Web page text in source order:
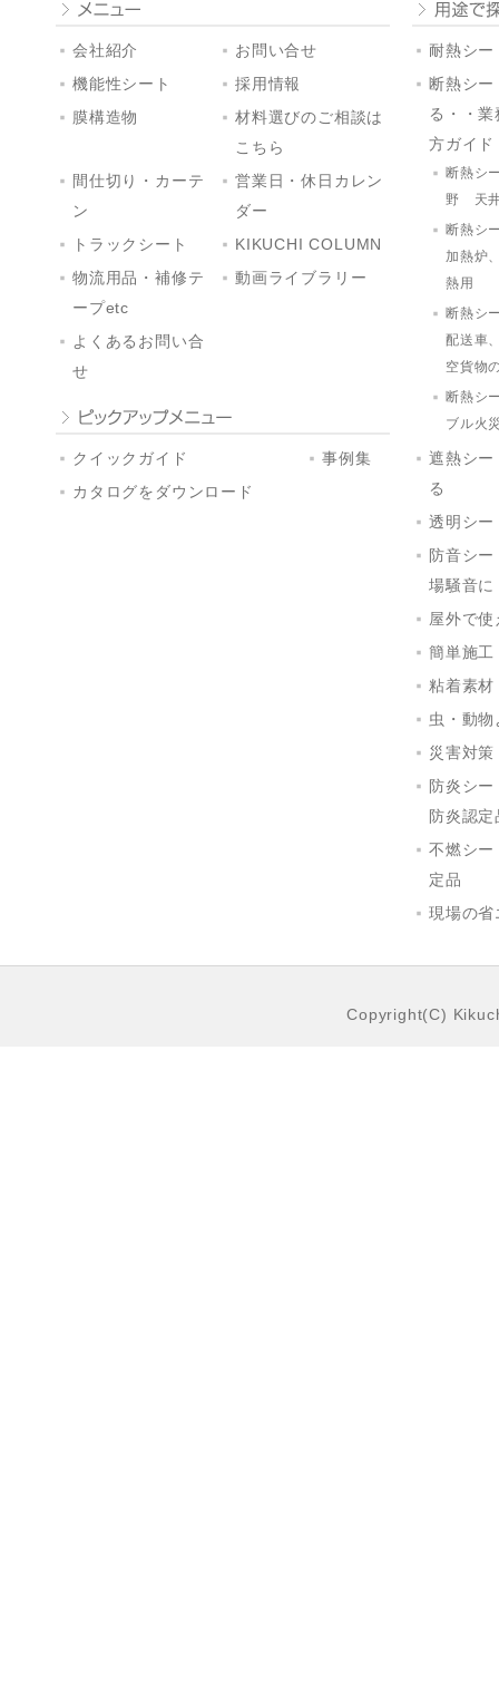
会社紹介
お問い合せ
機能性シート
採用情報
膜構造物
材料選びのご相談は
こちら
間仕切り・カーテ
ン
営業日・休日カレン
ダー
トラックシート
KIKUCHI COLUMN
物流用品・補修テ
ープetc
動画ライブラリー
よくあるお問い合
せ
クイックガイド
事例集
カタログをダウンロード
耐熱シ
断熱シ
る・・
方ガイド
断熱シ
野 天
断熱シ
加熱炉
熱用
断熱シ
配送車
空貨物
断熱シ
ブル火
遮熱シ
る
透明シー
防音シ
場騒音に
屋外で
簡単施工
粘着素材
虫・動
災害対
防炎シ
防炎認定
不燃シ
定品
現場の省
Copyright(C)